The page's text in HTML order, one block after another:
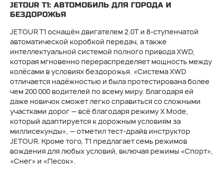
JETOUR T1: АВТОМОБИЛЬ ДЛЯ ГОРОДА И
БЕЗДОРОЖЬЯ
JETOUR T1 оснащён двигателем 2.0T и 8-ступенчатой
автоматической коробкой передач, а также
интеллектуальной системой полного привода XWD,
которая мгновенно перераспределяет мощность между
колёсами в условиях бездорожья. «Система XWD
отличается надёжностью и была протестирована более
чем 200 000 водителей по всему миру. Благодаря ей
даже новичок сможет легко справиться со сложными
участками дорог — всё благодаря режиму X Mode,
который адаптируется к дорожным условиям за
миллисекунды», — отметил тест-драйв инструктор
JETOUR. Кроме того, T1 предлагает семь режимов
вождения для любых условий, включая режимы «Спорт»,
«Снег» и «Песок».